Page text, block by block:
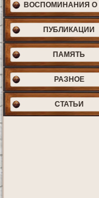
ВОСПОМИНАНИЯ О
ПУБЛИКАЦИИ
ПАМЯТЬ
РАЗНОЕ
СТАТЬИ